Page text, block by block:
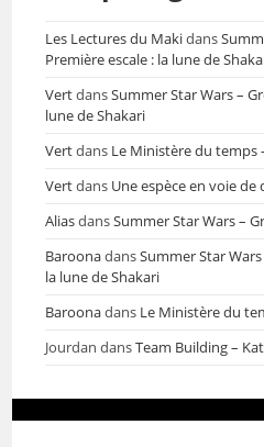
Les Lectures du Makidans
Première escale : la lune de
VertdansSummer Star Wars –
lune de Shakari
Vertdans Le Ministère du temps
Vertdans Une espèce en voie
AliasdansSummer Star Wars –
BaroonadansSummer Star
la lune de Shakari
Baroonadans Le Ministère du
Jourdan dansTeam Building –